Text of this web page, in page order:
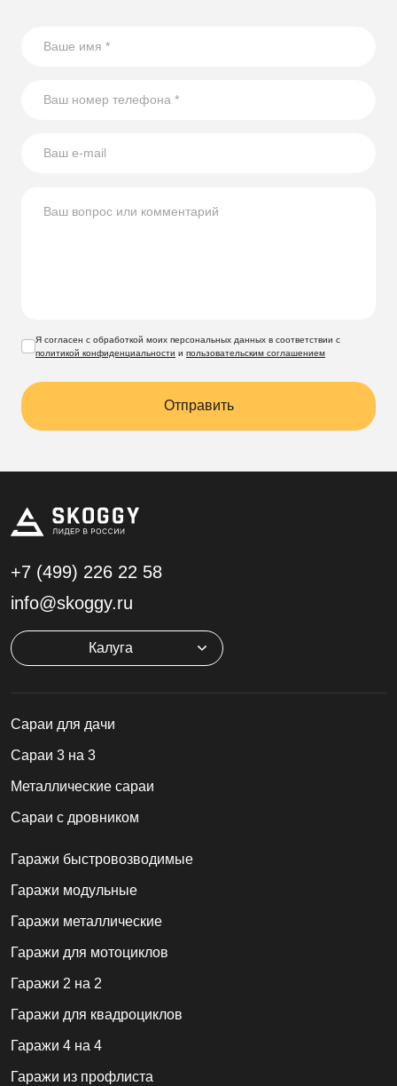
Я согласен с обработкой моих персональных данных в соответствии с
политикой конфиденциальности и пользовательским соглашением
Отправить
+7 (499) 226 22 58
info@skoggy.ru
Калуга
Cараи для дачи
Сараи 3 на 3
Металлические сараи
Сараи с дровником
Гаражи быстровозводимые
Гаражи модульные
Гаражи металлические
Гаражи для мотоциклов
Гаражи 2 на 2
Гаражи для квадроциклов
Гаражи 4 на 4
Гаражи из профлиста